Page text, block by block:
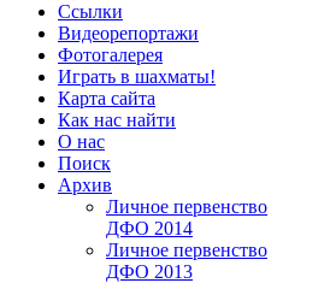
Ссылки
Видеорепортажи
Фотогалерея
Играть в шахматы!
Карта сайта
Как нас найти
О нас
Поиск
Архив
Личное первенство
ДФО 2014
Личное первенство
ДФО 2013